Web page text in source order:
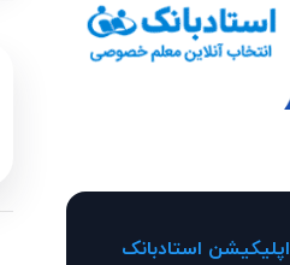
اپلیکیشن استادبانک